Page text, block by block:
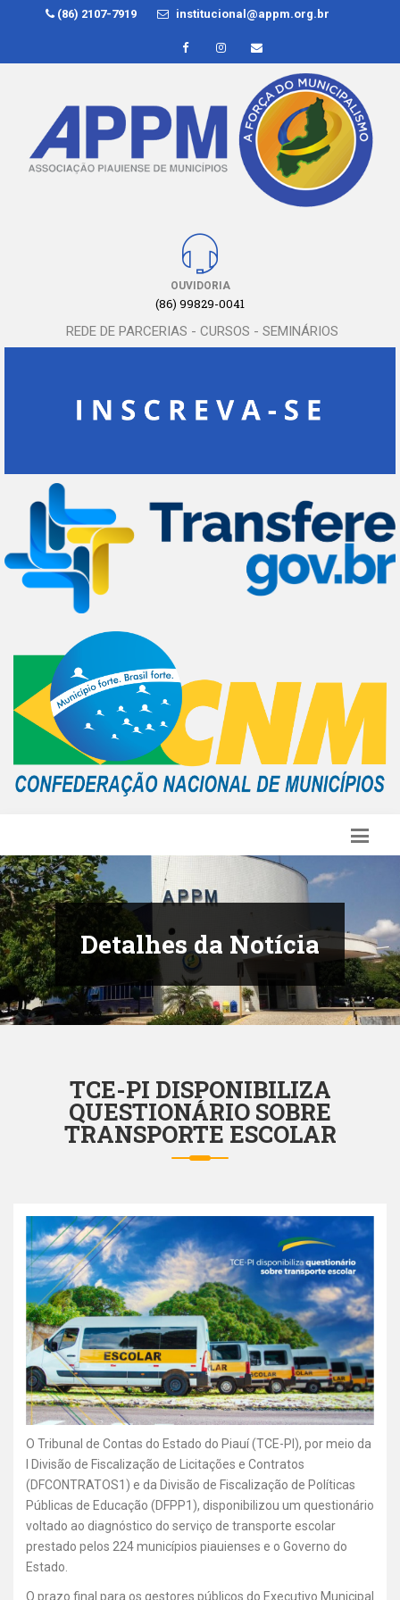
(86) 2107-7919 institucional@appm.org.br
OUVIDORIA
(86) 99829-0041
REDE DE PARCERIAS - CURSOS - SEMINÁRIOS
Detalhes da Notícia
TCE-PI DISPONIBILIZA
QUESTIONÁRIO SOBRE
TRANSPORTE ESCOLAR
O Tribunal de Contas do Estado do Piauí (TCE-PI), por meio da
I Divisão de Fiscalização de Licitações e Contratos
(DFCONTRATOS1) e da Divisão de Fiscalização de Políticas
Públicas de Educação (DFPP1), disponibilizou um questionário
voltado ao diagnóstico do serviço de transporte escolar
prestado pelos 224 municípios piauienses e o Governo do
Estado.
O prazo final para os gestores públicos do Executivo Municipal